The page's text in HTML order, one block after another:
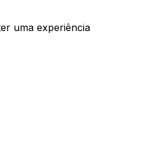
uma experiência